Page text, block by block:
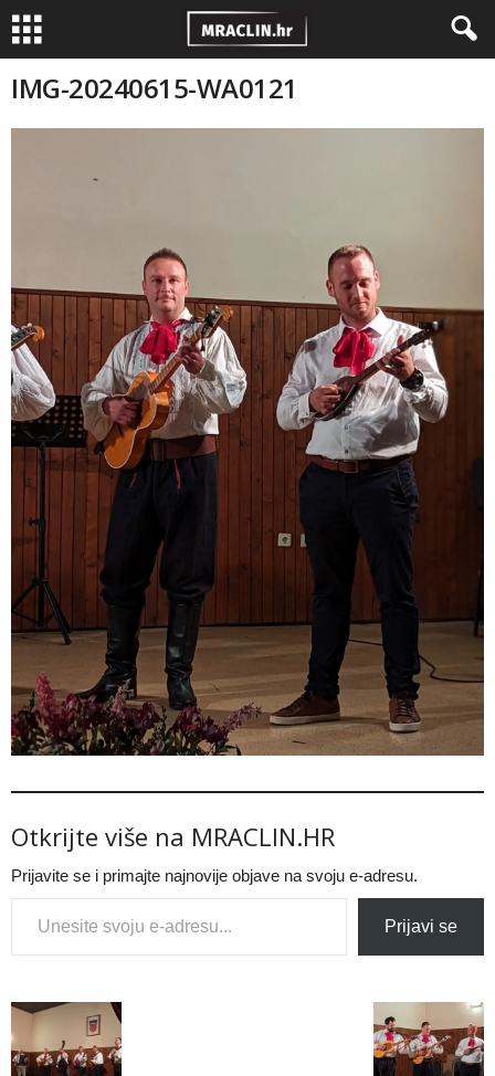
IMG-20240615-WA0121
Otkrijte više na MRACLIN.HR
Prijavite se i primajte najnovije objave na svoju e-adresu.
Type your email…
Prijavi se